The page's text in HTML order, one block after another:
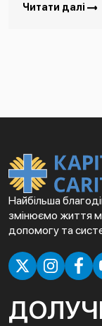
Читати далі
Найбільша
змінюємо життя
допомогу та